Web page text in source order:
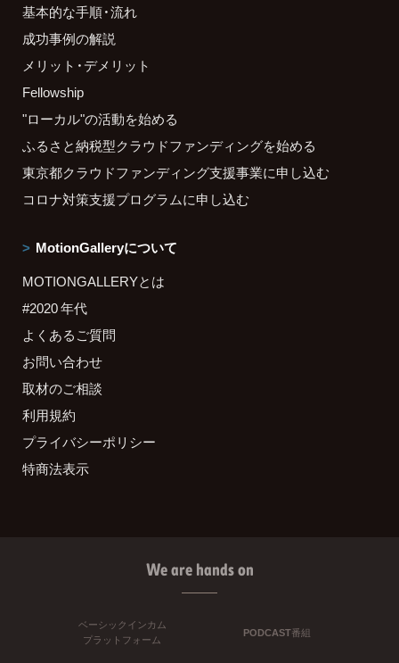
基本的な手順・流れ
成功事例の解説
メリット・デメリット
Fellowship
"ローカル"の活動を始める
ふるさと納税型クラウドファンディングを始める
東京都クラウドファンディング支援事業に申し込む
コロナ対策支援プログラムに申し込む
MotionGalleryについて
MOTIONGALLERYとは
#2020 年代
よくあるご質問
お問い合わせ
取材のご相談
利用規約
プライバシーポリシー
特商法表示
We are hands on
ベーシックインカム
プラットフォーム
PODCAST番組